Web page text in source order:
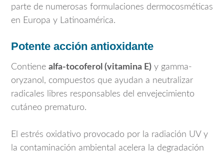
parte de numerosas formulaciones dermocosméticas
en Europa y Latinoamérica.
Potente acción antioxidante
Contiene alfa-tocoferol (vitamina E) y gamma-
oryzanol, compuestos que ayudan a neutralizar
radicales libres responsables del envejecimiento
cutáneo prematuro.
El estrés oxidativo provocado por la radiación UV y
la contaminación ambiental acelera la degradación